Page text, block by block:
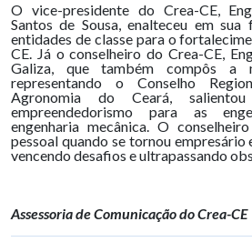
O vice-presidente do Crea-CE,
Santos de Sousa, enalteceu em
entidades de classe para o
CE. Já o conselheiro do Crea-CE,
Galiza, que também compôs a
representando o Conselho
Agronomia do Ceará,
empreendedorismo para as
engenharia mecânica. O
pessoal quando se tornou empresário
vencendo desafios e ultrapassando
Assessoria de Comunicação do Crea-CE